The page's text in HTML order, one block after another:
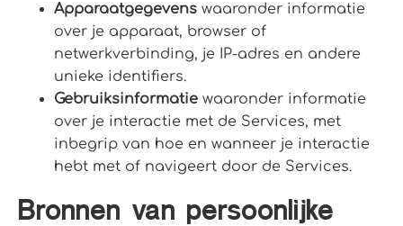
Apparaatgegevens waaronder informatie
over je apparaat, browser of
netwerkverbinding, je IP-adres en andere
unieke identifiers.
Gebruiksinformatie waaronder informatie
over je interactie met de Services, met
inbegrip van hoe en wanneer je interactie
hebt met of navigeert door de Services.
Bronnen van persoonlijke